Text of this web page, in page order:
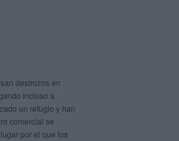
destrozos en
incluso a
un refugio y han
comercial se
por el que los